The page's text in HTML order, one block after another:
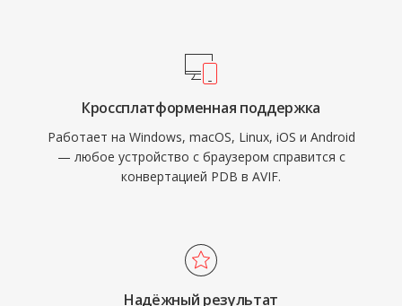
Кроссплатформенная поддержка
Работает на Windows, macOS, Linux, iOS и Android
— любое устройство с браузером справится с
конвертацией PDB в AVIF.
Надёжный результат